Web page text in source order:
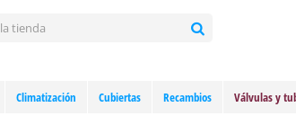
Climatización Cubiertas Recambios Válvulas y